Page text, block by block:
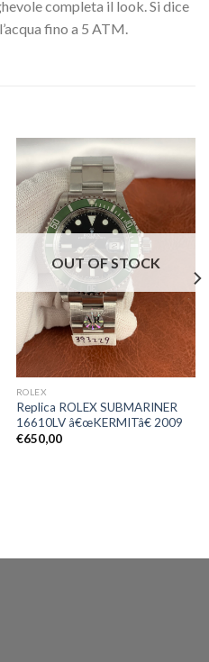
completa il look. Si dice
fino a 5 ATM.
OUT OF STOCK
ROLEX
Replica ROLEX SUBMARINER
16610LV â€œKERMITâ€ 2009
€650,00